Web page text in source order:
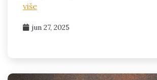
više
jun 27, 2025